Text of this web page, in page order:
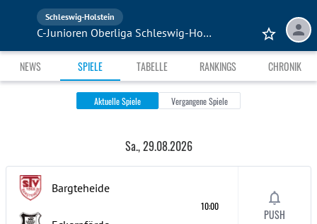
Schleswig-Holstein
C-Junioren Oberliga Schleswig-Holstein
NEWS SPIELE TABELLE RANKINGS CHRONIK
Aktuelle Spiele Vergangene Spiele
Sa., 29.08.2026
Bargteheide
10:00
PUSH